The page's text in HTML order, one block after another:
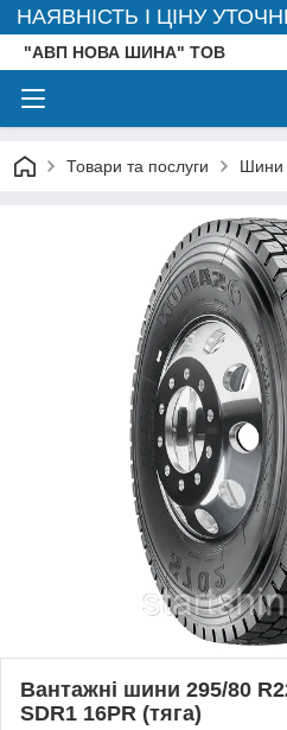
НАЯВНІСТЬ І ЦІНУ
"АВП НОВА ШИНА" ТОВ
Товари та послуги Шини
Вантажні шини 295/80
SDR1 16PR (тяга)